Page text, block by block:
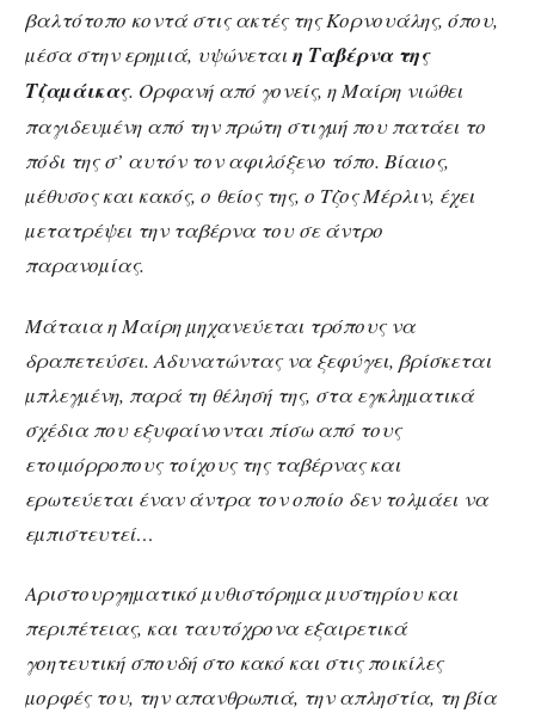
βαλτότοπο κοντά στις ακτές της Κορνουάλης, όπου,
µέσα στην ερηµιά, υψώνεται η Ταβέρνα της
Τζαµάικας. Ορφανή από γονείς, η Μαίρη νιώθει
παγιδευµένη από την πρώτη στιγµή που πατάει το
πόδι της σ’ αυτόν τον αφιλόξενο τόπο. Βίαιος,
µέθυσος και κακός, ο θείος της, ο Τζος Μέρλιν, έχει
µετατρέψει την ταβέρνα του σε άντρο
παρανοµίας.
Μάταια η Μαίρη µηχανεύεται τρόπους να
δραπετεύσει. Αδυνατώντας να ξεφύγει, βρίσκεται
µπλεγµένη, παρά τη θέλησή της, στα εγκληµατικά
σχέδια που εξυφαίνονται πίσω από τους
ετοιµόρροπους τοίχους της ταβέρνας και
ερωτεύεται έναν άντρα τον οποίο δεν τολµάει να
εµπιστευτεί…
Αριστουργηµατικό µυθιστόρηµα µυστηρίου και
περιπέτειας, και ταυτόχρονα εξαιρετικά
γοητευτική σπουδή στο κακό και στις ποικίλες
µορφές του, την απανθρωπιά, την απληστία, τη βία